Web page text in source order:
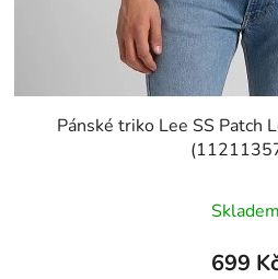
Pánské triko Lee SS Patch
Skladem
699